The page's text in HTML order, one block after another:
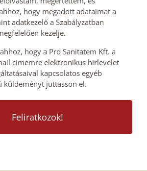
hogy megadott adataimat a
adatkezelő a Szabályzatban
kezelje.
hogy a Pro Sanitatem Kft. a
címemre elektronikus hírlevelet
kapcsolatos egyéb
küldeményt juttasson el.